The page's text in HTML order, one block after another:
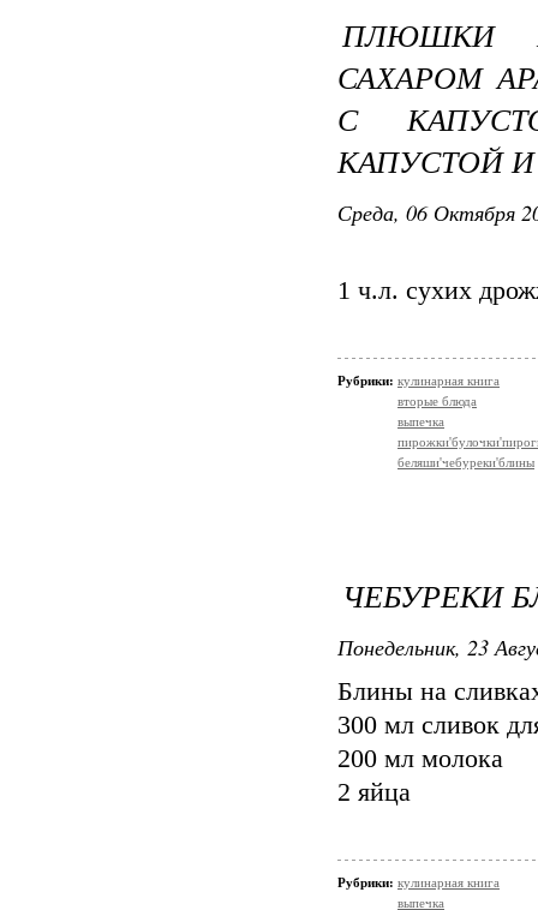
ПЛЮШКИ
САХАРОМ
С
КАПУСТОЙ
Среда, 06 Октября
1 ч.л. сухих
Рубрики: кулинарная книга
вторые блюда
выпечка
беляши'чебуреки'блины
ЧЕБУРЕКИ
Понедельник, 23
Блины на
300 мл сливок
200 мл молока
2 яйца
Рубрики: кулинарная книга
выпечка